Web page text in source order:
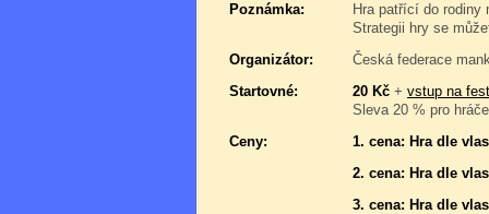
Poznámka:
Hra patřící do rodiny
Strategii hry se
Organizátor:
Česká federace
Startovné:
20 Kč + vstup na
Sleva 20 % pro
Ceny:
1. cena: Hra dle
2. cena: Hra dle
3. cena: Hra dle